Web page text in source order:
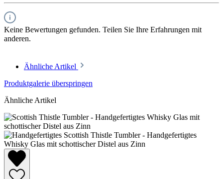
Keine Bewertungen gefunden. Teilen Sie Ihre Erfahrungen mit
anderen.
Ähnliche Artikel
Produktgalerie überspringen
Ähnliche Artikel